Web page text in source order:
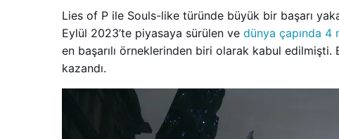
Lies of P ile Souls-like türünde büyük bir başarı
Eylül 2023’te piyasaya sürülen ve dünya çapında
en başarılı örneklerinden biri olarak kabul edilmişti.
kazandı.